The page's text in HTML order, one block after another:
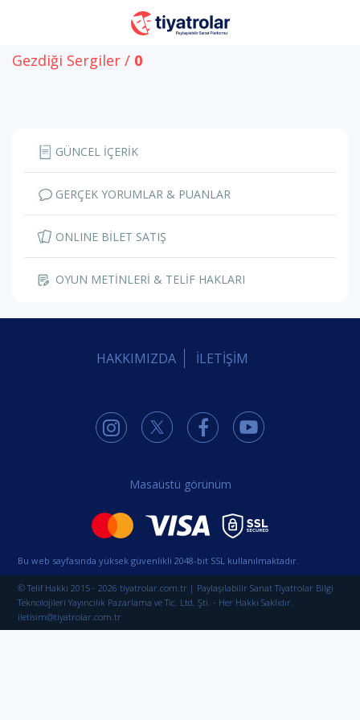
Gezdiği Sergiler / 0
GÜNCEL İÇERİK
GERÇEK YORUMLAR & PUANLAR
ONLINE BİLET SATIŞ
OYUN METİNLERİ & TELİF HAKLARI
HAKKIMIZDA İLETİŞİM
Masaüstü görünüm
Bu web sayfasında yüksek güvenlikli 2048-bit SSL kullanılmaktadır.
© Telif Hakkı 2015 - 2026 tiyatrolar.com.tr | Paylaşılabilir Sanat Tiyatrolar Bilgi
Teknolojileri Yayıncılık Pazarlama ve Tic. Ltd. Şti. - Her Hakkı Saklıdır.
iletisim@tiyatrolar.com.tr